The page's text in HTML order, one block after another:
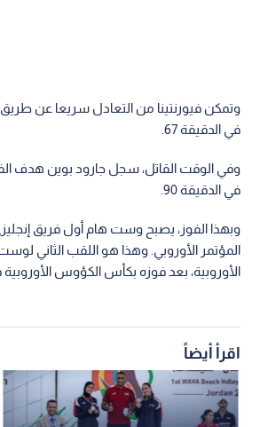
وتمكن فيورنتينا من التعادل سريعا عن طريق
في الدقيقة 67.
وفي الوقت القاتل، سجل جارود بوين هدف
في الدقيقة 90.
وبهذا الفوز، يصبح وست هام أول فريق
المؤتمر الأوروبي. وهذا هو اللقب الثاني
الأوروبية، بعد فوزه بكأس الكؤوس الأوروبية في
اقرأ أيضاً